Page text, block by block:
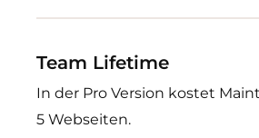
Team Lifetime
In der Pro Version kostet
5 Webseiten.